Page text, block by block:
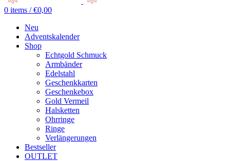
0 items / €0,00
Neu
Adventskalender
Shop
Echtgold Schmuck
Armbänder
Edelstahl
Geschenkkarten
Geschenkebox
Gold Vermeil
Halsketten
Ohrringe
Ringe
Verlängerungen
Bestseller
OUTLET